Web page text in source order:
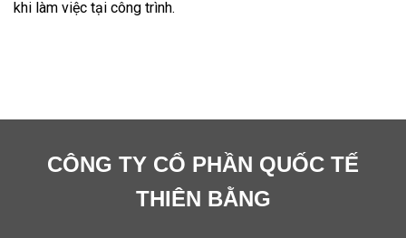
khi làm việc tại công trình.
CÔNG TY CỔ PHẦN QUỐC TẾ
THIÊN BẰNG